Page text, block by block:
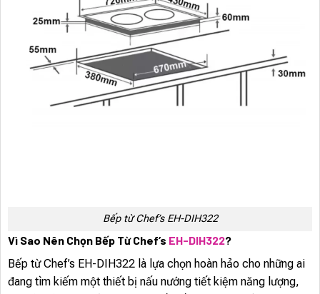
Bếp từ Chef’s EH-DIH322
Vì Sao Nên Chọn Bếp Từ Chef’s EH-DIH322?
Bếp từ Chef’s EH-DIH322 là lựa chọn hoàn hảo cho những ai
đang tìm kiếm một thiết bị nấu nướng tiết kiệm năng lượng,